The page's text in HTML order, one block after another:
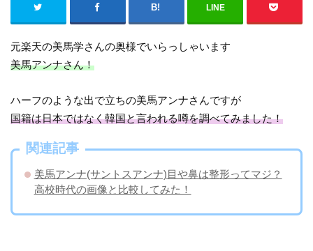
LINE
元楽天の美馬学さんの奥様でいらっしゃいます
美馬アンナさん！
ハーフのような出で立ちの美馬アンナさんですが
国籍は日本ではなく韓国と言われる噂を調べてみました！
関連記事
美馬アンナ(サントスアンナ)目や鼻は整形ってマジ？
高校時代の画像と比較してみた！